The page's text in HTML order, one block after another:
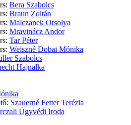
Bera Szabolcs
Braun Zoltán
Malczanek Orsolya
Mravinácz Andor
Tar Péter
Weiszné Dobai Mónika
Szabolcs
Hajnalka
Szauerné Fetter Terézia
Ügyvédi Iroda